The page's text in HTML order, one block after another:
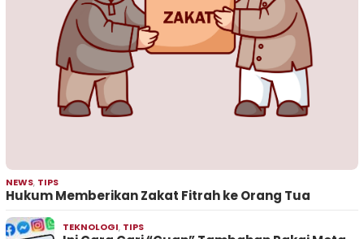
NEWS, TIPS
Hukum Memberikan Zakat Fitrah ke Orang Tua
TEKNOLOGI, TIPS